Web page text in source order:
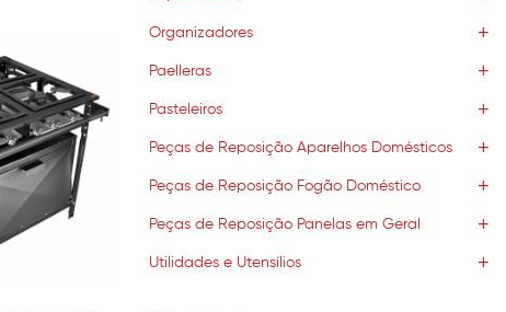
Organizadores
Paelleras
Pasteleiros
Peças de Reposição Aparelhos Domésticos
Peças de Reposição Fogão Doméstico
Peças de Reposição Panelas em Geral
Utilidades e Utensílios